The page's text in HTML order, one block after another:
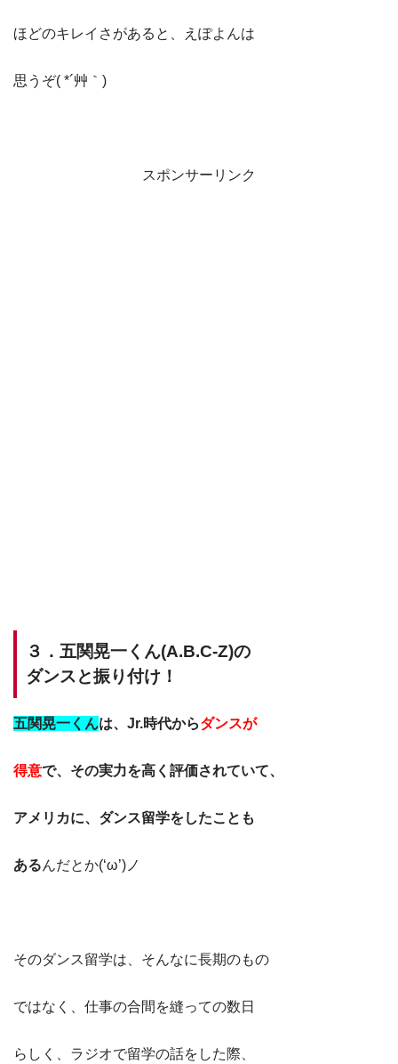
ほどのキレイさがあると、えぽよんは
思うぞ( *´艸｀)
スポンサーリンク
３．五関晃一くん(A.B.C-Z)の
ダンスと振り付け！
五関晃一くんは、Jr.時代からダンスが
得意で、その実力を高く評価されていて、
アメリカに、ダンス留学をしたことも
あるんだとか(‘ω’)ノ
そのダンス留学は、そんなに長期のもの
ではなく、仕事の合間を縫っての数日
らしく、ラジオで留学の話をした際、